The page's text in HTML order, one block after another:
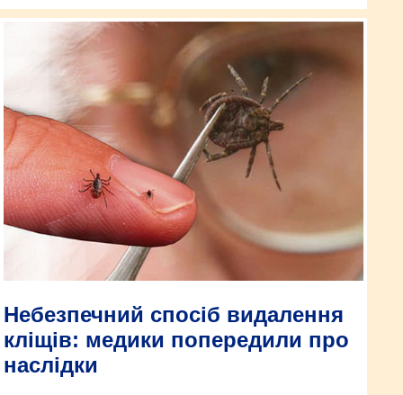
Небезпечний спосіб видалення
кліщів: медики попередили про
наслідки